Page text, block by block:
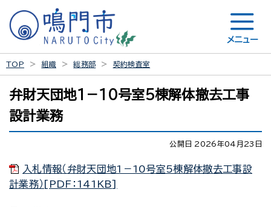
メニュー
TOP 組織 総務部 契約検査室
弁財天団地1－10号室5棟解体撤去工事
設計業務
公開日 2026年04月23日
入札情報（弁財天団地1－10号室5棟解体撤去工事設
計業務）[PDF：141KB]